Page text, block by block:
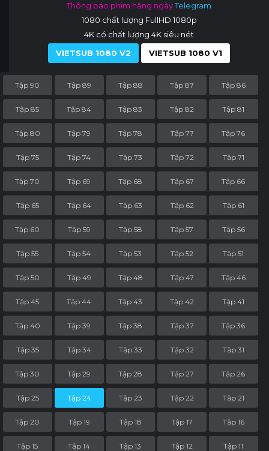
Thông báo phim hằng ngàyTelegram
1080 chất lượng FullHD 1080p
4K có chất lượng 4K siêu nét
VIETSUB 1080 V2
VIETSUB 1080 V1
Tập 90 Tập 89 Tập 88 Tập 87 Tập 86
Tập 85 Tập 84 Tập 83 Tập 82 Tập 81
Tập 80 Tập 79 Tập 78 Tập 77 Tập 76
Tập 75 Tập 74 Tập 73 Tập 72 Tập 71
Tập 70 Tập 69 Tập 68 Tập 67 Tập 66
Tập 65 Tập 64 Tập 63 Tập 62 Tập 61
Tập 60 Tập 59 Tập 58 Tập 57 Tập 56
Tập 55 Tập 54 Tập 53 Tập 52 Tập 51
Tập 50 Tập 49 Tập 48 Tập 47 Tập 46
Tập 45 Tập 44 Tập 43 Tập 42 Tập 41
Tập 40 Tập 39 Tập 38 Tập 37 Tập 36
Tập 35 Tập 34 Tập 33 Tập 32 Tập 31
Tập 30 Tập 29 Tập 28 Tập 27 Tập 26
Tập 25 Tập 24 Tập 23 Tập 22 Tập 21
Tập 20 Tập 19 Tập 18 Tập 17 Tập 16
Tập 15 Tập 14 Tập 13 Tập 12 Tập 11